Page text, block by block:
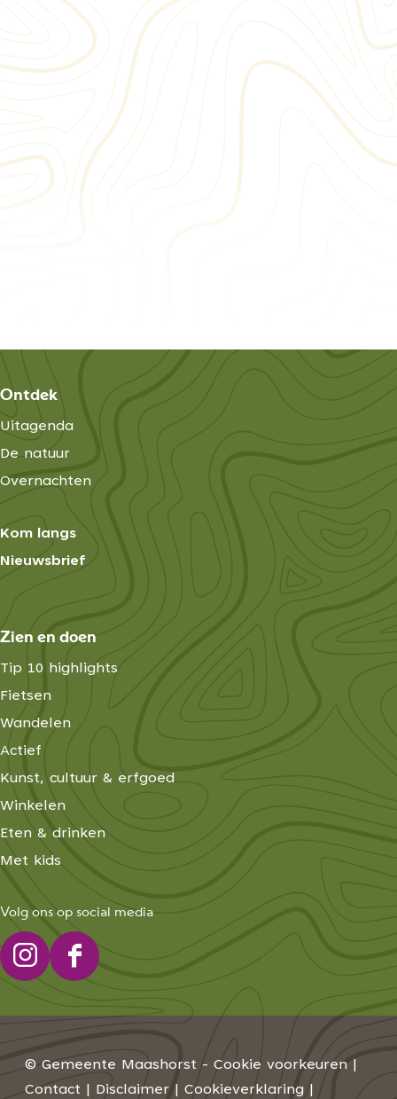
Ontdek
Uitagenda
De natuur
Overnachten
Kom langs
Nieuwsbrief
Zien en doen
Tip 10 highlights
Fietsen
Wandelen
Actief
Kunst, cultuur & erfgoed
Winkelen
Eten & drinken
Met kids
Volg ons op social media
I
s
a
g
F
c
b
o
© Gemeente Maashorst - Cookie voorkeuren
Contact
Disclaimer Cookieverklaring